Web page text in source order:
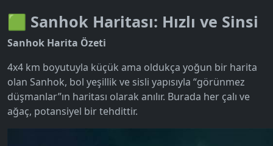
🟩 Sanhok Haritası: Hızlı ve Sinsi
Sanhok Harita Özeti
4x4 km boyutuyla küçük ama oldukça yoğun bir harita
olan Sanhok, bol yeşillik ve sisli yapısıyla “görünmez
düşmanlar”ın haritası olarak anılır. Burada her çalı ve
ağaç, potansiyel bir tehdittir.